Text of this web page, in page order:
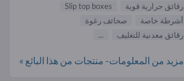
رقائق حرارية قوية
Slip top boxes
أشرطة خاصة
صحائف رغوة
رقائق معدنية للتغليف
...
مزيد من المعلومات- منتجات من هذا البائع »